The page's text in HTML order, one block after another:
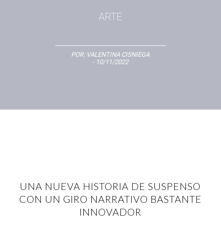
ARTE
POR: VALENTINA CISNIEGA
- 10/11/2022
UNA NUEVA HISTORIA DE SUSPENSO
CON UN GIRO NARRATIVO BASTANTE
INNOVADOR